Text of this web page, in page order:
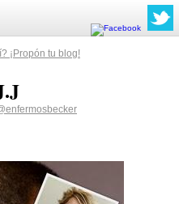
¡Propón tu blog!